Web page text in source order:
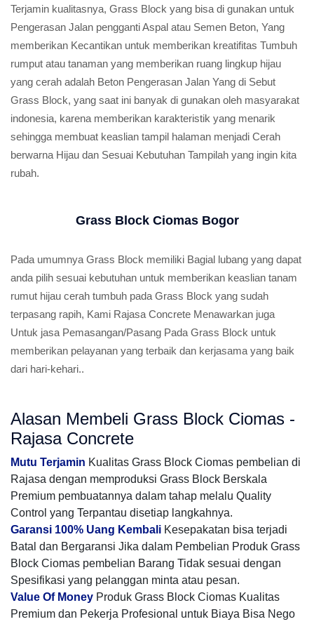
Terjamin kualitasnya, Grass Block yang bisa di gunakan untuk
Pengerasan Jalan pengganti Aspal atau Semen Beton, Yang
memberikan Kecantikan untuk memberikan kreatifitas Tumbuh
rumput atau tanaman yang memberikan ruang lingkup hijau
yang cerah adalah Beton Pengerasan Jalan Yang di Sebut
Grass Block, yang saat ini banyak di gunakan oleh masyarakat
indonesia, karena memberikan karakteristik yang menarik
sehingga membuat keaslian tampil halaman menjadi Cerah
berwarna Hijau dan Sesuai Kebutuhan Tampilah yang ingin kita
rubah.
Grass Block Ciomas Bogor
Pada umumnya Grass Block memiliki Bagial lubang yang dapat
anda pilih sesuai kebutuhan untuk memberikan keaslian tanam
rumut hijau cerah tumbuh pada Grass Block yang sudah
terpasang rapih, Kami Rajasa Concrete Menawarkan juga
Untuk jasa Pemasangan/Pasang Pada Grass Block untuk
memberikan pelayanan yang terbaik dan kerjasama yang baik
dari hari-kehari..
Alasan Membeli Grass Block Ciomas -
Rajasa Concrete
Mutu Terjamin Kualitas Grass Block Ciomas pembelian di
Rajasa dengan memproduksi Grass Block Berskala
Premium pembuatannya dalam tahap melalu Quality
Control yang Terpantau disetiap langkahnya.
Garansi 100% Uang Kembali Kesepakatan bisa terjadi
Batal dan Bergaransi Jika dalam Pembelian Produk Grass
Block Ciomas pembelian Barang Tidak sesuai dengan
Spesifikasi yang pelanggan minta atau pesan.
Value Of Money Produk Grass Block Ciomas Kualitas
Premium dan Pekerja Profesional untuk Biaya Bisa Nego